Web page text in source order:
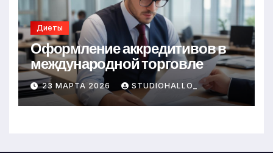
Диеты
Оформление аккредитивов в
международной торговле
23 МАРТА 2026 STUDIOHALLO_